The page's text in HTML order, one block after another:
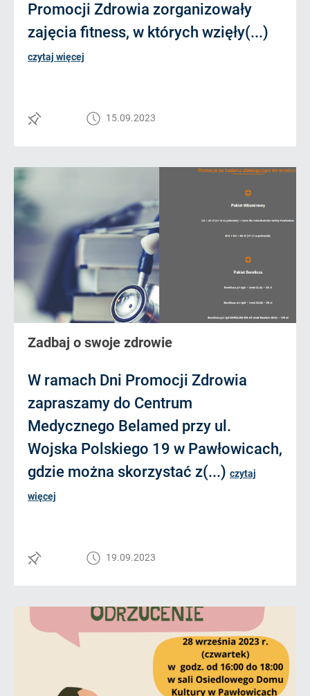
Promocji Zdrowia zorganizowały
zajęcia fitness, w których wzięły(...)
czytaj więcej
15.09.2023
Zadbaj o swoje zdrowie
W ramach Dni Promocji Zdrowia
zapraszamy do Centrum
Medycznego Belamed przy ul.
Wojska Polskiego 19 w Pawłowicach,
gdzie można skorzystać z(...) czytaj
więcej
19.09.2023